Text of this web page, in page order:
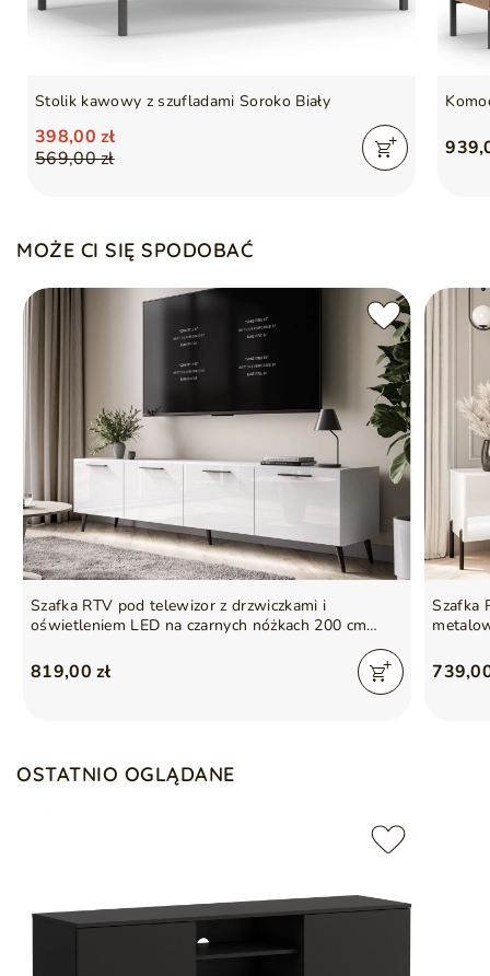
Symbol5905242201848
SeriaSOROKO
Nóżki: metalowy stelaż + ślizgi
Szafka bez uchwytów, otwierana metodą PUSH TO
Stolik kawowy z szufladami Soroko Biały
569,00 zł
398,00 zł
MOŻE CI SIĘ SPODOBAĆ
Szafka RTV pod telewizor z drzwiczkami i
oświetleniem LED na czarnych nóżkach 200 cm
819,00 zł
Szafka
OSTATNIO OGLĄDANE